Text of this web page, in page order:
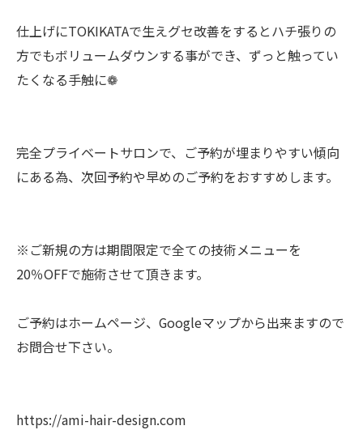
仕上げにTOKIKATAで生えグセ改善をするとハチ張りの
方でもボリュームダウンする事ができ、ずっと触ってい
たくなる手触に❁
完全プライベートサロンで、ご予約が埋まりやすい傾向
にある為、次回予約や早めのご予約をおすすめします。
※ご新規の方は期間限定で全ての技術メニューを
20％OFFで施術させて頂きます。
ご予約はホームページ、Googleマップから出来ますので
お問合せ下さい。
https://ami-hair-design.com